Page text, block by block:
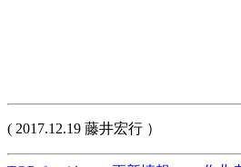
( 2017.12.19 藤井宏行 ）